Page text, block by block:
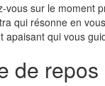
vous sur le moment
qui résonne en
apaisant qui vous
de repos